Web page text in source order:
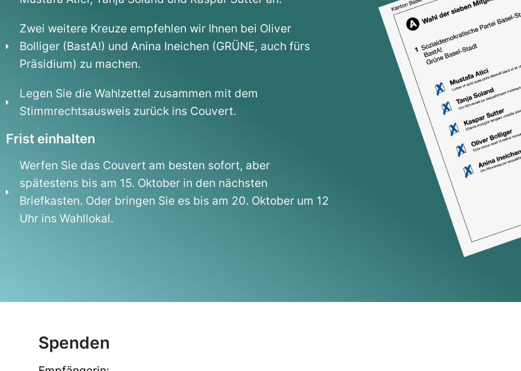
Zwei weitere Kreuze empfehlen wir Ihnen bei Oliver
Bolliger (BastA!) und Anina Ineichen (GRÜNE, auch fürs
Präsidium) zu machen.
Legen Sie die Wahlzettel zusammen mit dem
Stimmrechtsausweis zurück ins Couvert.
Frist einhalten
Werfen Sie das Couvert am besten sofort, aber
spätestens bis am 15. Oktober in den nächsten
Briefkasten. Oder bringen Sie es bis am 20. Oktober um 12
Uhr ins Wahllokal.
Spenden